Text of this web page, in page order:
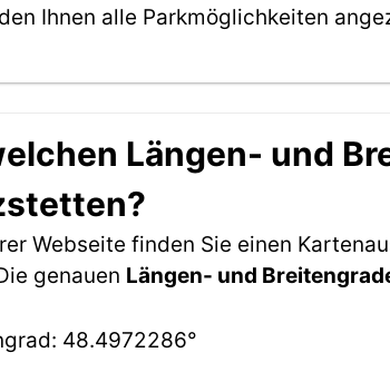
Ihnen alle Parkmöglichkeiten
Längen- und
Webseite finden Sie einen
genauen Längen- und
48.4972286°